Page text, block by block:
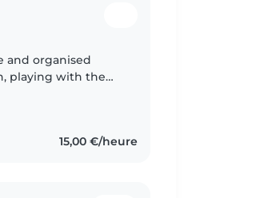
and organised
playing with them
15,00 €/heure